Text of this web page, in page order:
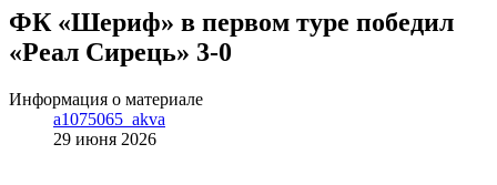
ФК «Шериф» в первом туре победил
«Реал Сирець» 3-0
Информация о материале
a1075065_akva
29 июня 2026